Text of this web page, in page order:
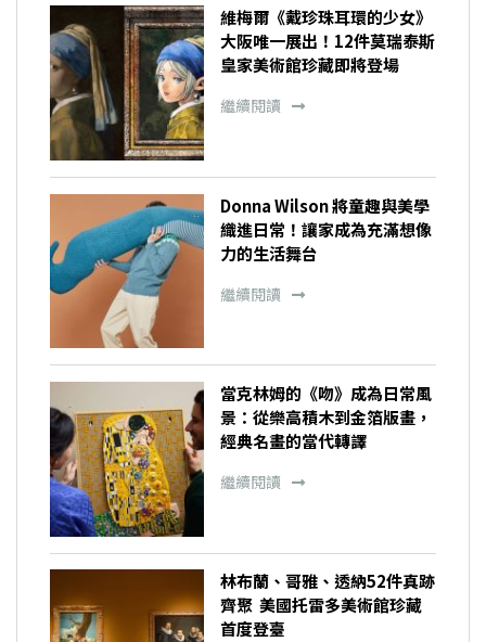
維梅爾《戴珍珠耳環的少女》
大阪唯一展出！12件莫瑞泰斯
皇家美術館珍藏即將登場
繼續閱讀
Donna Wilson 將童趣與美學
織進日常！讓家成為充滿想像
力的生活舞台
繼續閱讀
當克林姆的《吻》成為日常風
景：從樂高積木到金箔版畫，
經典名畫的當代轉譯
繼續閱讀
林布蘭、哥雅、透納52件真跡
齊聚 美國托雷多美術館珍藏
首度登臺